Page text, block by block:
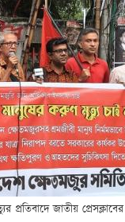
প্রতিবাদে জাতীয়